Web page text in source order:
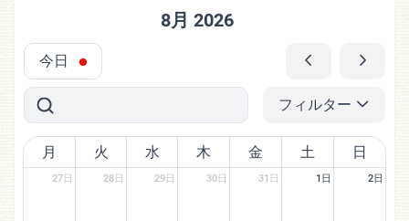
今日
8月 2026
フィルター
月 火 水 木 金 土 日
27日 28日 29日 30日 31日 1日 2日